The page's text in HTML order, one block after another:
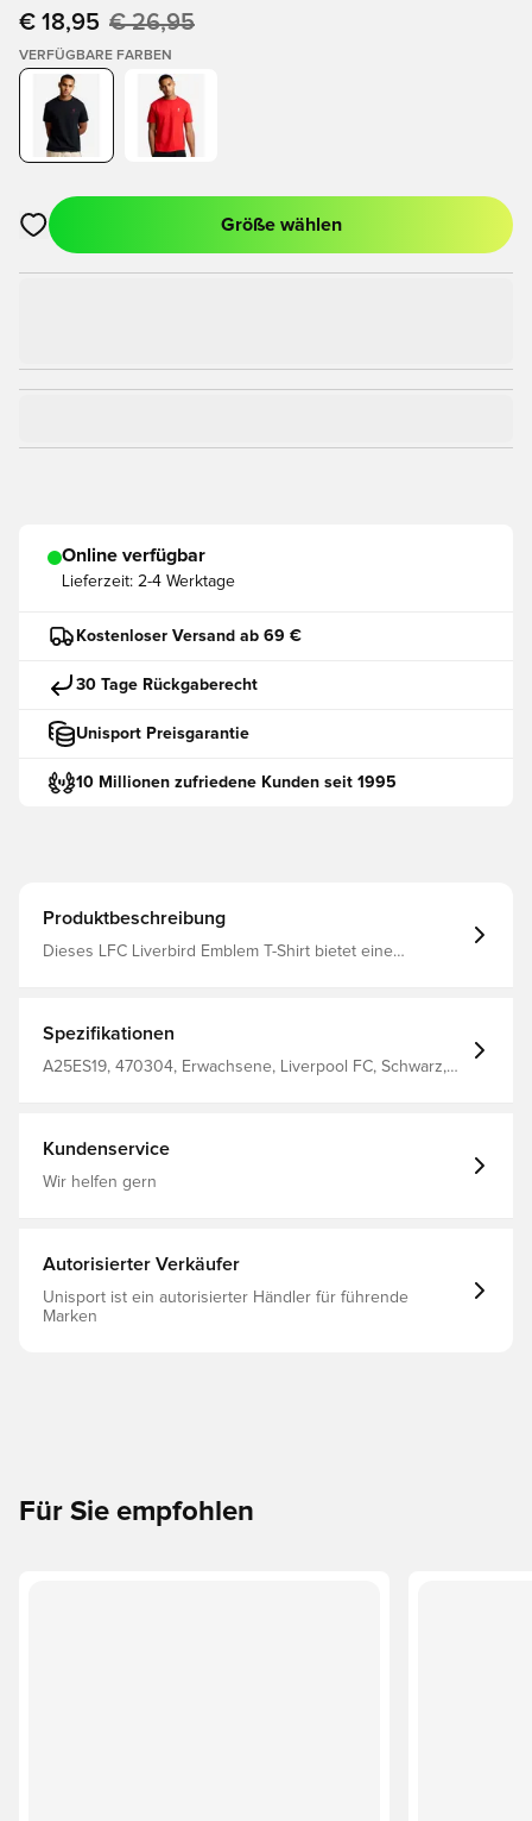
€ 18,95 € 26,95
VERFÜGBARE FARBEN
Öffnet ein Fenster zum Anmelden oder Registrieren als
Größe wählen
Online verfügbar
Lieferzeit: 2-4 Werktage
Kostenloser Versand ab 69 €
30 Tage Rückgaberecht
Unisport Preisgarantie
10 Millionen zufriedene Kunden seit 1995
Produktbeschreibung
Dieses LFC Liverbird Emblem T-Shirt bietet eine
Spezifikationen
A25ES19, 470304, Erwachsene, Liverpool FC, Schwarz,
Kundenservice
Wir helfen gern
Autorisierter Verkäufer
Unisport ist ein autorisierter Händler für führende
Marken
Für Sie empfohlen